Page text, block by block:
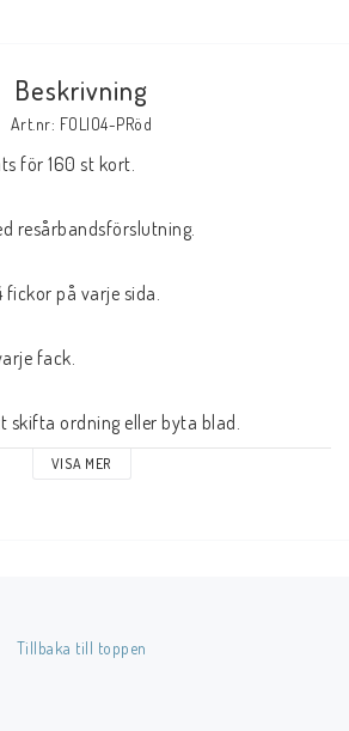
konto i Nordea eller med Swish.
Beskrivning
Art.nr: FOLIO4-PRöd
för 160 st kort.
resårbandsförslutning.
på varje sida.
fack.
skifta ordning eller byta blad.
VISA MER
Tillbaka till toppen